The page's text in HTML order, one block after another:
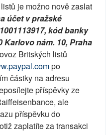
je možno nově zaslat
účet v pražské
kód banky
Karlovo nám. 10, Praha
Britských listů
po
částky na adresu
příspěvky ze
ale
příspěvku do
zaplatíte za transakci